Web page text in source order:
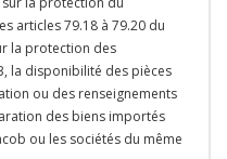
articles 79.18 à 79.20 du
la protection des
la disponibilité des pièces
ou des renseignements
des biens importés
ou les sociétés du même